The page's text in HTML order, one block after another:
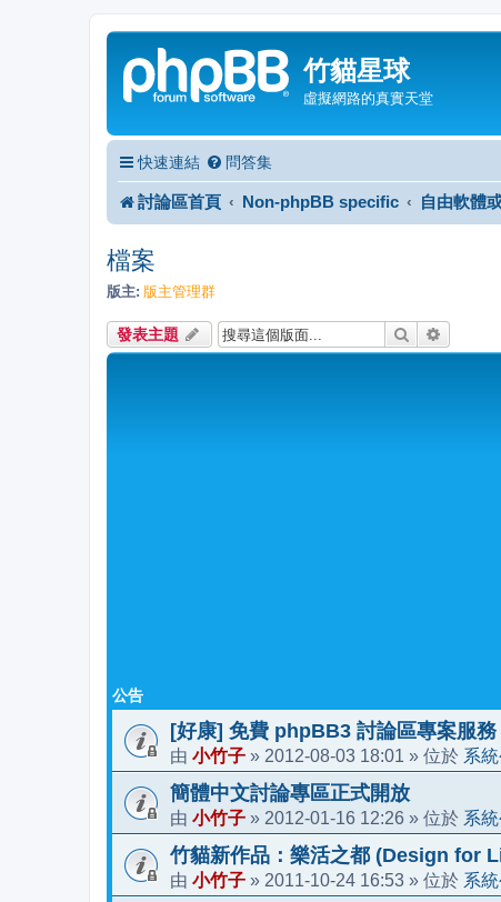
竹貓星球
虛擬網路的真實天堂
快速連結 問答集
討論區首頁 Non-phpBB specific 自由軟體
檔案
版主: 版主管理群
發表主題 搜尋
公告
[好康] 免費 phpBB3 討論區專案服務
由 小竹子 » 2012-08-03 18:01 » 位於 系
簡體中文討論專區正式開放
由 小竹子 » 2012-01-16 12:26 » 位於 系
竹貓新作品：樂活之都 (Design for
由 小竹子 » 2011-10-24 16:53 » 位於 系